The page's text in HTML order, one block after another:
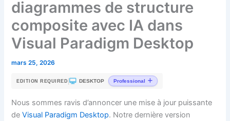
diagrammes de structure
composite avec IA dans
Visual Paradigm Desktop
mars 25, 2026
EDITION REQUIRED | DESKTOP Professional
Nous sommes ravis d’annoncer une mise à jour puissante
deVisual Paradigm Desktop. Notre dernière version